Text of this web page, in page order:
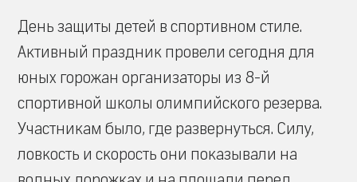
День защиты детей в спортивном стиле.
Активный праздник провели сегодня для
юных горожан организаторы из 8-й
спортивной школы олимпийского резерва.
Участникам было, где развернуться. Силу,
ловкость и скорость они показывали на